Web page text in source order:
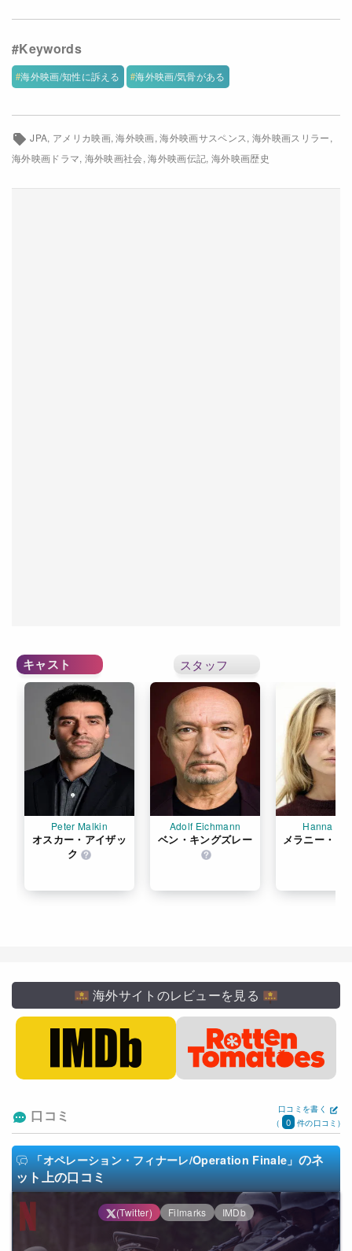
リオル・ラズ メラニー・ロラン ニック・クロール
オハド・クノラー トーベン・リーブレヒト
海外映画/知性に訴える 海外映画/気骨がある
JPA アメリカ映画 海外映画 海外映画サスペンス 海外映画スリラー
海外映画ドラマ 海外映画社会 海外映画伝記 海外映画歴史
スタッフ
キャスト
Peter Malkin
オスカー・アイザッ
ク
Adolf Eichmann
ベン・キングズレー
Hanna
メラニー・ロ
海外サイトのレビューを見る
口コミ
口コミを書く
(
0 件の口コミ)
「オペレーション・フィナーレ/Operation Finale」のネ
ット上の口コミ
(Twitter) Filmarks IMDb